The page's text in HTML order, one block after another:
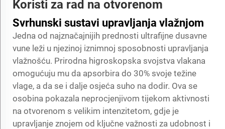
Koristi za rad na otvorenom
Svrhunski sustavi upravljanja vlažnjom
Jedna od najznačajnijih prednosti ultrafijne dusavne
vune leži u njezinoj iznimnoj sposobnosti upravljanja
vlažnošću. Prirodna higroskopska svojstva vlakana
omogućuju mu da apsorbira do 30% svoje težine
vlage, a da se i dalje osjeća suho na dodir. Ova se
osobina pokazala neprocjenjivom tijekom aktivnosti
na otvorenom s velikim intenzitetom, gdje je
upravljanje znojem od ključne važnosti za udobnost i